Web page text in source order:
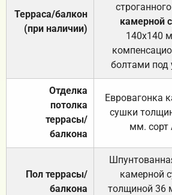
Терраса/балкон
(при наличии)
камерной
140х140
болтами под
Отделка
потолка
террасы/
балкона
Евровагонка
сушки
мм. сорт
Пол террасы/
балкона
камерной
толщиной 36